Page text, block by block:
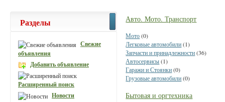
Авто. Мото. Транспорт
Мото(0)
Легковые автомобили(1)
Запчасти и принадлежности(36)
Автосервисы(1)
Гаражи и Стоянки(0)
Грузовые автомобили(0)
Бытовая и оргтехника
Разделы
Свежие
объявления
Добавить объявление
Расширенный поиск
Новости